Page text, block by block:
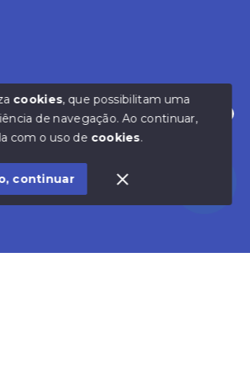
Estamos disponíveis para te ajudar.
- Beltran Imóveis Ltda - Creci
cookies, que possibilitam uma
de navegação.Ao continuar,
com o uso de cookies.
continuar